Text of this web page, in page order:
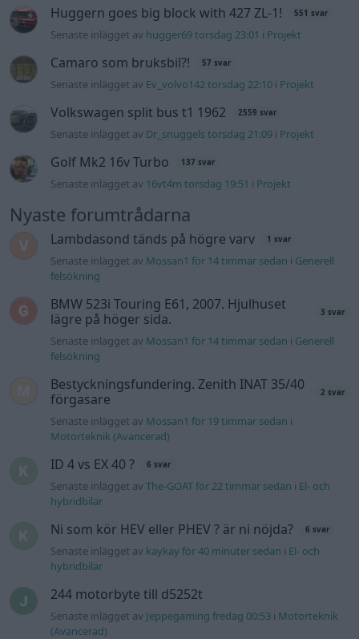
Huggern goes big block with 427 ZL-1! 551 svar
Senaste inlägget av hugger69 torsdag 23:01 i Projekt
Camaro som bruksbil?! 57 svar
Senaste inlägget av Ev_volvo142 torsdag 22:10 i Projekt
Volkswagen split bus t1 1962 2559 svar
Senaste inlägget av Dr_snuggels torsdag 21:09 i Projekt
Golf Mk2 16v Turbo 137 svar
Senaste inlägget av 16vt4m torsdag 19:51 i Projekt
Nyaste forumtrådarna
Lambdasond tänds på högre varv 1 svar
Senaste inlägget av Mossan1 för 14 timmar sedan i Generell
felsökning
BMW 523i Touring E61, 2007. Hjulhuset
lägre på höger sida.
3 svar
Senaste inlägget av Mossan1 för 14 timmar sedan i Generell
felsökning
Bestyckningsfundering. Zenith INAT 35/40
förgasare
2 svar
Senaste inlägget av Mossan1 för 19 timmar sedan i
Motorteknik (Avancerad)
ID 4 vs EX 40 ? 6 svar
Senaste inlägget avThe-GOAT för 22 timmar sedan i El- och
hybridbilar
Ni som kör HEV eller PHEV ? är ni nöjda? 6 svar
Senaste inlägget av kaykay för 40 minuter sedan i El- och
hybridbilar
244 motorbyte till d5252t
Senaste inlägget av Jeppegaming fredag 00:53 i Motorteknik
(Avancerad)